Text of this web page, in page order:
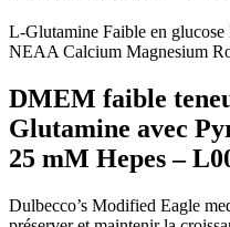
L-Glutamine Faible en glucose
NEAA Calcium Magnesium
DMEM faible
Glutamine avec
25 mM Hepes –
Dulbecco’s Modified Eagle